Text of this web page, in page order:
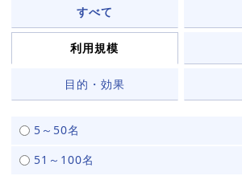
ご利用環境について
クラウド版の動作環境
パッケージ版の動作環境
パッケージ版連携ツール
販売パートナー
すべて
利用規模
目的・効果
5～50名
51～100名